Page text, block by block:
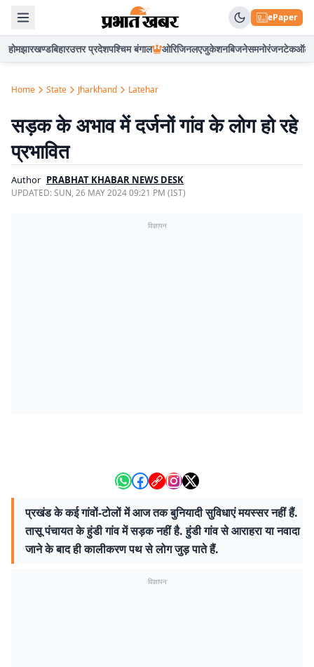
ePaper
होमझारखण्डबिहारउत्तर प्रदेशपश्चिम बंगाल ओरिजिनलएजुकेशनबिजनेसमनोरंजनटेकऑटो
Home State Jharkhand Latehar
सड़क के अभाव में दर्जनों गांव के लोग हो रहे
प्रभावित
Author PRABHAT KHABAR NEWS DESK
UPDATED:SUN, 26 MAY 2024 09:21 PM (IST)
विज्ञापन
प्रखंड के कई गांवों-टोलों में आज तक बुनियादी सुविधाएं मयस्सर नहीं हैं.
तासू पंचायत के हुंडी गांव में सड़क नहीं है. हुंडी गांव से आराहरा या नवादा
जाने के बाद ही कालीकरण पथ से लोग जुड़ पाते हैं.
विज्ञापन